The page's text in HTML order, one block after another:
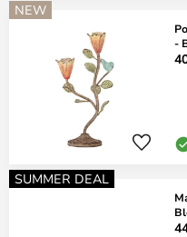
NEW
-
SUMMER DEAL